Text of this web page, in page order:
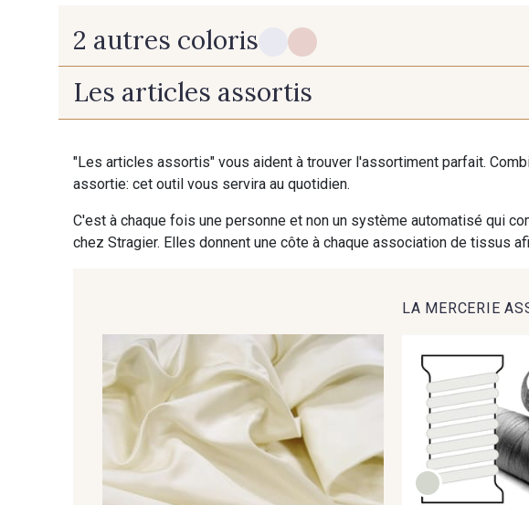
2 autres coloris
16 - Porcelaine Stragier 021B - Champagne
Les articles assortis
"Les articles assortis" vous aident à trouver l'assortiment parfait.
assortie: cet outil vous servira au quotidien.
C'est à chaque fois une personne et non un système automatisé qui
chez Stragier. Elles donnent une côte à chaque association de tissus
LA MERCERIE